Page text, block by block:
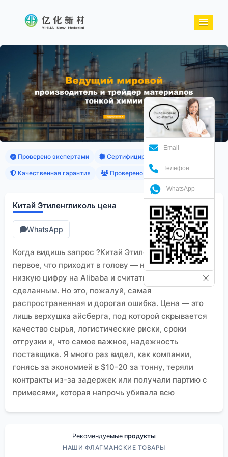
Проверено экспертами Сертифицированные продукты
Качественная гарантия Проверено клиентами
Китай Этиленгликоль цена
WhatsApp
Когда видишь запрос ?Китай Этиленгликоль цена?,
первое, что приходит в голову — найти самую
низкую цифру на Alibaba и считать дело
сделанным. Но это, пожалуй, самая
распространенная и дорогая ошибка. Цена — это
лишь верхушка айсберга, под которой скрывается
качество сырья, логистические риски, сроки
отгрузки и, что самое важное, надежность
поставщика. Я много раз видел, как компании,
гонясь за экономией в $10-20 за тонну, теряли
контракты из-за задержек или получали партию с
примесями, которая напрочь убивала всю
Здесь нужно отталкиваться не от биржевых
котировок, которые все видят, а от сырьевой базы.
Рекомендуемые продукты
НАШИ ФЛАГМАНСКИЕ ТОВАРЫ
Email
Телефон
WhatsApp